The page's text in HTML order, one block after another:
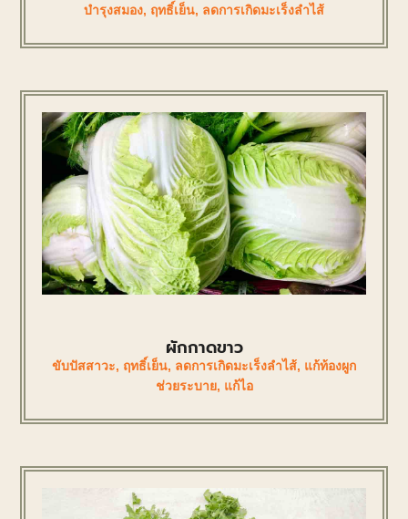
บำรุงสมอง, ฤทธิ์เย็น, ลดการเกิดมะเร็งลำไส้
ผักกาดขาว
ขับปัสสาวะ, ฤทธิ์เย็น, ลดการเกิดมะเร็งลำไส้, แก้ท้องผูก
ช่วยระบาย, แก้ไอ